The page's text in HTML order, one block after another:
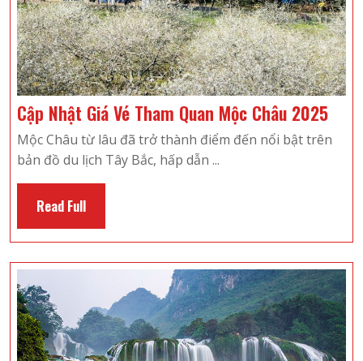
Cập Nhật Giá Vé Tham Quan Mộc Châu 2025Cập
Nhật
Mộc
Châu
2025
Mộc Châu từ lâu đã trở thành điểm đến nổi bật trên
bản đồ du lịch Tây Bắc, hấp dẫn ...
Read FullRead
Full